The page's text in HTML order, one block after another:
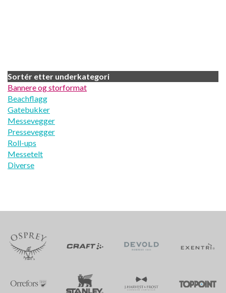
Sortér etter underkategori
Bannere og storformat
Beachflagg
Gatebukker
Messevegger
Pressevegger
Roll-ups
Messetelt
Diverse